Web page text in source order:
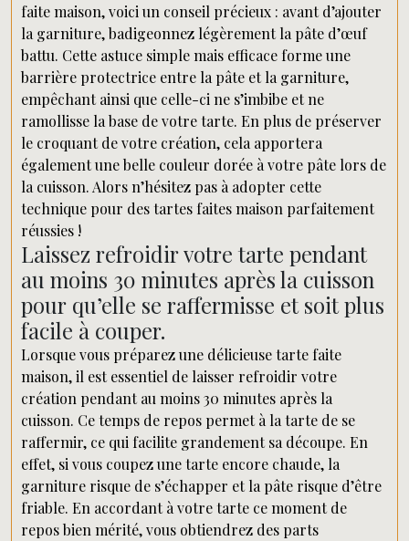
faite maison, voici un conseil précieux : avant d’ajouter
la garniture, badigeonnez légèrement la pâte d’œuf
battu. Cette astuce simple mais efficace forme une
barrière protectrice entre la pâte et la garniture,
empêchant ainsi que celle-ci ne s’imbibe et ne
ramollisse la base de votre tarte. En plus de préserver
le croquant de votre création, cela apportera
également une belle couleur dorée à votre pâte lors de
la cuisson. Alors n’hésitez pas à adopter cette
technique pour des tartes faites maison parfaitement
réussies !
Laissez refroidir votre tarte pendant
au moins 30 minutes après la cuisson
pour qu’elle se raffermisse et soit plus
facile à couper.
Lorsque vous préparez une délicieuse tarte faite
maison, il est essentiel de laisser refroidir votre
création pendant au moins 30 minutes après la
cuisson. Ce temps de repos permet à la tarte de se
raffermir, ce qui facilite grandement sa découpe. En
effet, si vous coupez une tarte encore chaude, la
garniture risque de s’échapper et la pâte risque d’être
friable. En accordant à votre tarte ce moment de
repos bien mérité, vous obtiendrez des parts